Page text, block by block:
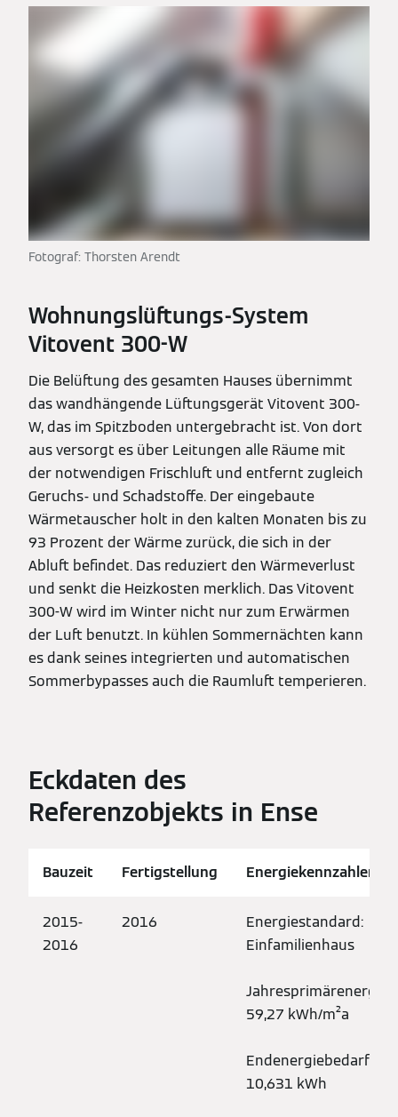
Fotograf: Thorsten Arendt
Wohnungslüftungs-System
Vitovent 300-W
Die Belüftung des gesamten Hauses übernimmt
das wandhängende Lüftungsgerät Vitovent 300-
W, das im Spitzboden untergebracht ist. Von dort
aus versorgt es über Leitungen alle Räume mit
der notwendigen Frischluft und entfernt zugleich
Geruchs- und Schadstoffe. Der eingebaute
Wärmetauscher holt in den kalten Monaten bis zu
93 Prozent der Wärme zurück, die sich in der
Abluft befindet. Das reduziert den Wärmeverlust
und senkt die Heizkosten merklich. Das Vitovent
300-W wird im Winter nicht nur zum Erwärmen
der Luft benutzt. In kühlen Sommernächten kann
es dank seines integrierten und automatischen
Sommerbypasses auch die Raumluft temperieren.
Eckdaten des
Referenzobjekts in Ense
Bauzeit Fertigstellung Energiekennzahlen
2015-
2016
2016
Energiestandard:
Einfamilienhaus
59,27 kWh/m²a
Endenergiebedarf
10,631 kWh